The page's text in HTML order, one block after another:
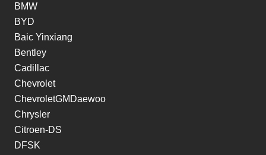
BMW
BYD
Baic Yinxiang
Bentley
Cadillac
Chevrolet
ChevroletGMDaewoo
Chrysler
Citroen-DS
DFSK